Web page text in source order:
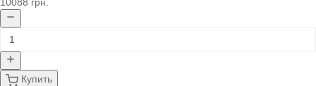
10088 грн.
Купить